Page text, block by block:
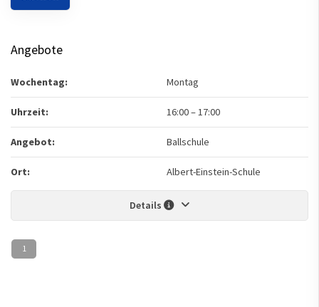
Angebote
Wochentag: Montag
Uhrzeit: 16:00–17:00
Angebot: Ballschule
Ort: Albert-Einstein-Schule
Details
1